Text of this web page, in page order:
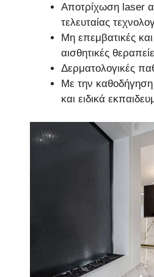
Αποτρίχωση laser
τελευταίας
Μη επεμβατικές
αισθητικές
Δερματολογικές
Με την καθοδήγηση
και ειδικά